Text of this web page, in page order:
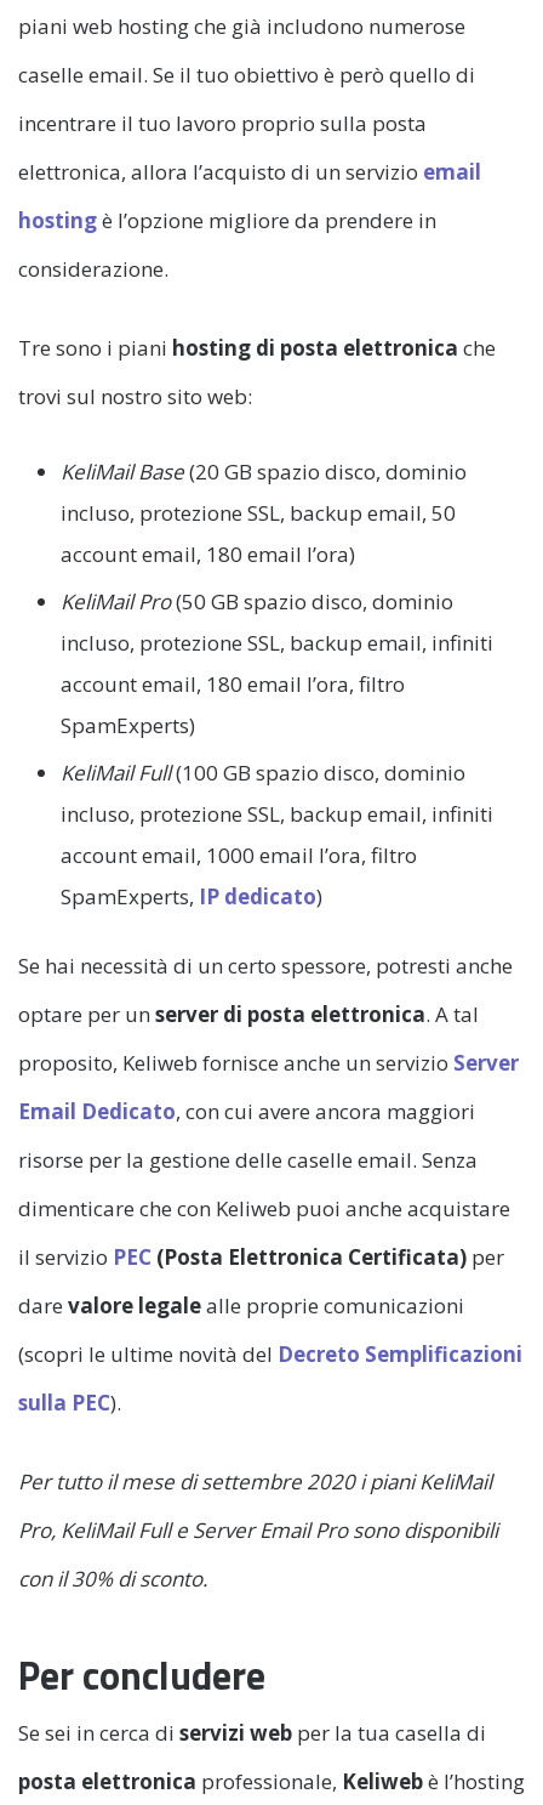
piani web hosting che già includono numerose
caselle email. Se il tuo obiettivo è però quello di
incentrare il tuo lavoro proprio sulla posta
elettronica, allora l’acquisto di un servizio email
hostingè l’opzione migliore da prendere in
considerazione.
Tre sono i piani hosting di posta elettronica che
trovi sul nostro sito web:
KeliMail Base(20 GB spazio disco, dominio
incluso, protezione SSL, backup email, 50
account email, 180 email l’ora)
KeliMail Pro(50 GB spazio disco, dominio
incluso, protezione SSL, backup email, infiniti
account email, 180 email l’ora, filtro
SpamExperts)
KeliMail Full(100 GB spazio disco, dominio
incluso, protezione SSL, backup email, infiniti
account email, 1000 email l’ora, filtro
SpamExperts, IP dedicato)
Se hai necessità di un certo spessore, potresti anche
optare per un server di posta elettronica. A tal
proposito, Keliweb fornisce anche un servizio Server
Email Dedicato, con cui avere ancora maggiori
risorse per la gestione delle caselle email. Senza
dimenticare che con Keliweb puoi anche acquistare
il servizio PEC (Posta Elettronica Certificata) per
dare valore legalealle proprie comunicazioni
(scopri le ultime novità del Decreto Semplificazioni
sulla PEC).
Per tutto il mese di settembre 2020 i piani KeliMail
Pro, KeliMail Full e Server Email Pro sono disponibili
con il 30% di sconto.
Per concludere
Se sei in cerca di servizi web per la tua casella di
posta elettronica professionale, Keliwebè l’hosting